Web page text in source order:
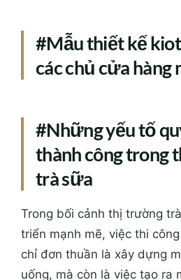
#Mẫu thiết kế
các chủ cửa hàng
#Những yếu tố
thành công trong
trà sữa
Trong bối cảnh thị trường
triển mạnh mẽ, việc thi
chỉ đơn thuần là xây dựng
uống, mà còn là việc tạo ra